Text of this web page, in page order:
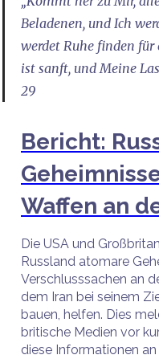
Beladenen, und Ich
werdet Ruhe finden für
ist sanft, und Meine
29
Bericht:
Waffen an
Die USA und
Russland atomare
Verschlusssachen an
dem Iran bei seinem
bauen, helfen. Dies
britische Medien vor
diese Informationen